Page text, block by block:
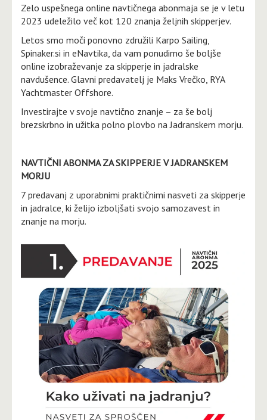
Zelo uspešnega online navtičnega abonmaja se je v letu
2023 udeležilo več kot 120 znanja željnih skipperjev.
Letos smo moči ponovno združili Karpo Sailing,
Spinaker.si in eNavtika, da vam ponudimo še boljše
online izobraževanje za skipperje in jadralske
navdušence. Glavni predavatelj je Maks Vrečko, RYA
Yachtmaster Offshore.
Investirajte v svoje navtično znanje – za še bolj
brezskrbno in užitka polno plovbo na Jadranskem morju.
NAVTIČNI ABONMA ZA SKIPPERJE V JADRANSKEM
MORJU
7 predavanj z uporabnimi praktičnimi nasveti za skipperje
in jadralce, ki želijo izboljšati svojo samozavest in
znanje na morju.